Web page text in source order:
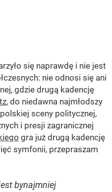
się naprawdę i nie jest
nie odnosi się ani
gdzie drugą kadencję
, do niedawna najmłodszy
sceny politycznej,
i presji zagranicznej
gra już drugą kadencję
symfonii, przepraszam
bynajmniej